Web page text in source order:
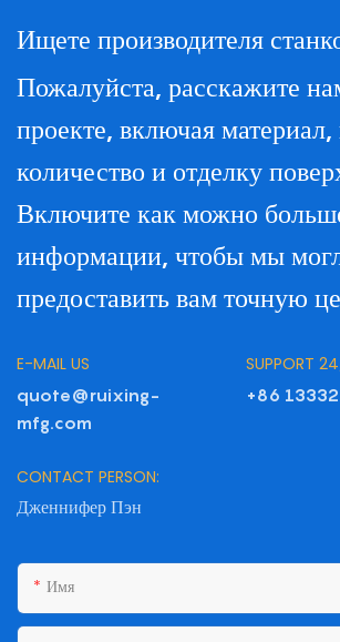
Ищете производителя
Пожалуйста, расскажите
проекте, включая материал,
количество и отделку
Включите как можно
информации, чтобы мы
предоставить вам точную
E-MAIL US
quote@ruixing-
mfg.com
SUPPORT
+86
CONTACT PERSON:
Дженнифер Пэн
Имя